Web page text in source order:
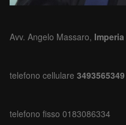
Avv. Angelo Massaro, Imperia
telefono cellulare 3493565349
telefono fisso 0183086334